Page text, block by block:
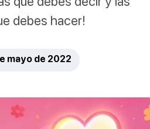
debes hacer!
mayo de 2022